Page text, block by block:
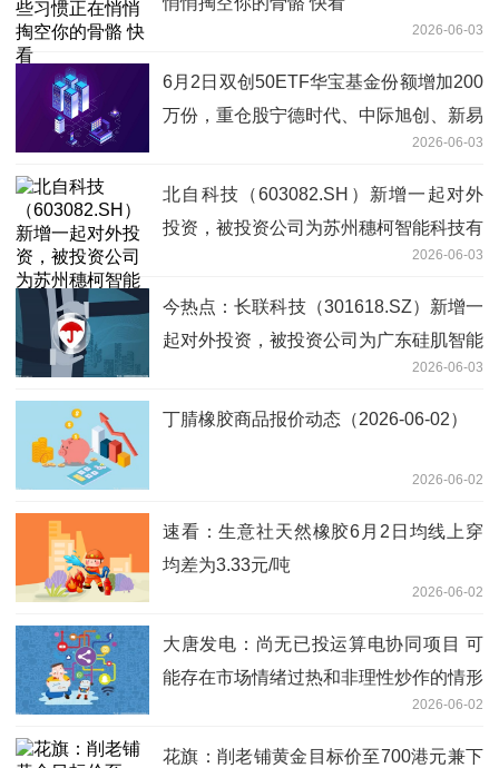
2026-06-03
6月2日双创50ETF华宝基金份额增加200
万份，重仓股宁德时代、中际旭创、新易
2026-06-03
北自科技（603082.SH）新增一起对外
投资，被投资公司为苏州穗柯智能科技有
2026-06-03
今热点：长联科技（301618.SZ）新增一
起对外投资，被投资公司为广东硅肌智能
2026-06-03
丁腈橡胶商品报价动态（2026-06-02）
2026-06-02
速看：生意社天然橡胶6月2日均线上穿
均差为3.33元/吨
2026-06-02
大唐发电：尚无已投运算电协同项目 可
能存在市场情绪过热和非理性炒作的情形
2026-06-02
花旗：削老铺黄金目标价至700港元兼下